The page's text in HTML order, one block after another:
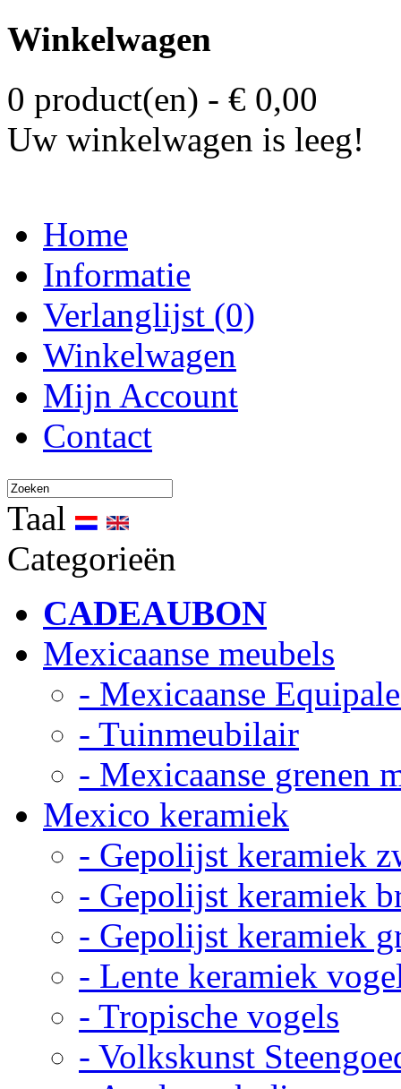
Winkelwagen
0 product(en) - € 0,00
Uw winkelwagen is leeg!
Home
Informatie
Verlanglijst (0)
Winkelwagen
Mijn Account
Contact
Taal
Categorieën
CADEAUBON
Mexicaanse meubels
- Mexicaanse
- Tuinmeubilair
- Mexicaanse grenen
Mexico keramiek
- Gepolijst keramiek
- Gepolijst keramiek
- Gepolijst keramiek
- Lente keramiek
- Tropische vogels
- Volkskunst